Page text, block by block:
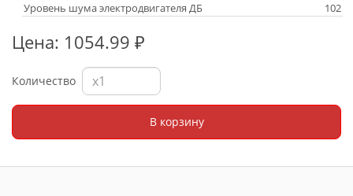
Уровень шума электродвигателя ДБ
102
Цена: 1054.99 ₽
Количество
В корзину